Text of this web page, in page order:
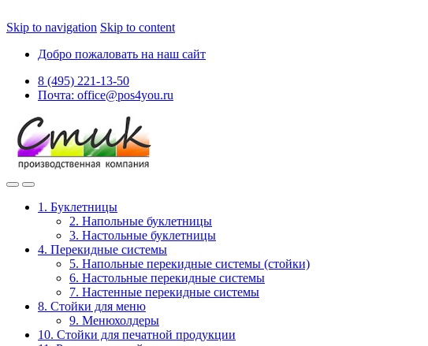
Skip to navigation Skip to content
Добро пожаловать на наш сайт
8 (495) 221-13-50
Почта: office@pos4you.ru
1. Буклетницы
2. Напольные буклетницы
3. Настольные буклетницы
4. Перекидные системы
5. Напольные перекидные системы (стойки)
6. Настольные перекидные системы
7. Настенные перекидные системы
8. Стойки для меню
9. Менюхолдеры
10. Стойки для печатной продукции